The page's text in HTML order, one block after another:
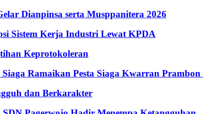
Dianpinsa serta Musppanitera 2026
Sistem Kerja Industri Lewat KPDA
Keprotokoleran
Ramaikan Pesta Siaga Kwarran Prambon
dan Berkarakter